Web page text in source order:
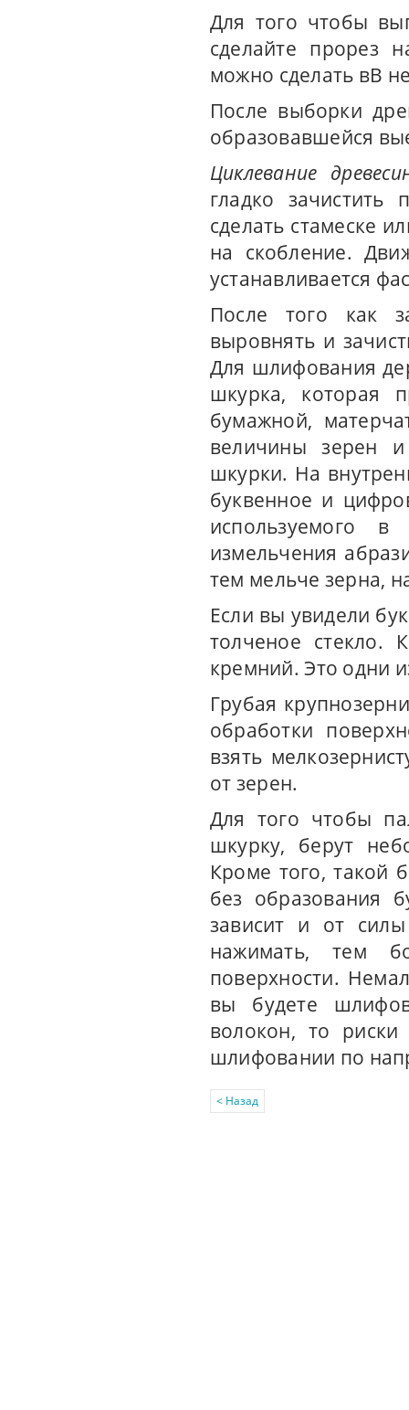
Для того чтобы
сделайте прорез
можно сделать вВ
После выборки
образовавшейся
Циклевание
гладко
сделать стамеске
на скобление.
устанавливается
После того как
выровнять и
Для шлифования
шкурка, которая
бумажной,
величины зерен
шкурки. На
буквенное и
используемого
измельчения
тем мельче зерна,
Если вы увидели
толченое
кремний. Это одни
Грубая
обработки
взять
от зерен.
Для того чтобы
шкурку, берут
Кроме того, такой
без образования
зависит и от
нажимать, тем
поверхности.
вы будете
волокон, то
шлифовании по
< Назад